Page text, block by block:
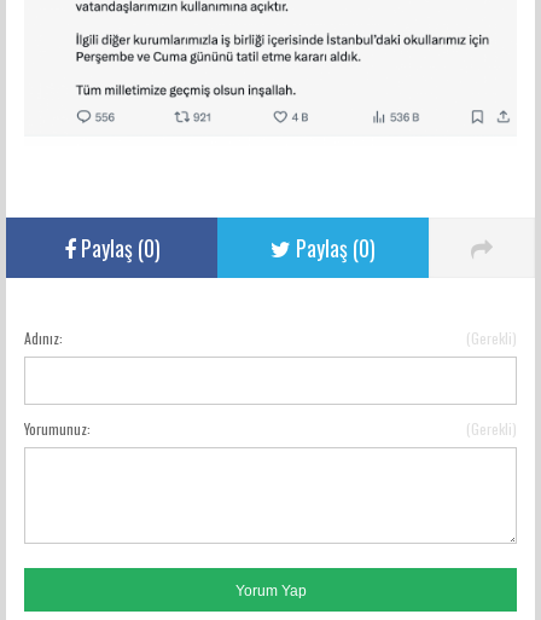
Paylaş (0) Paylaş (0)
YORUM GÖNDER
Adınız: (Gerekli)
Yorumunuz: (Gerekli)